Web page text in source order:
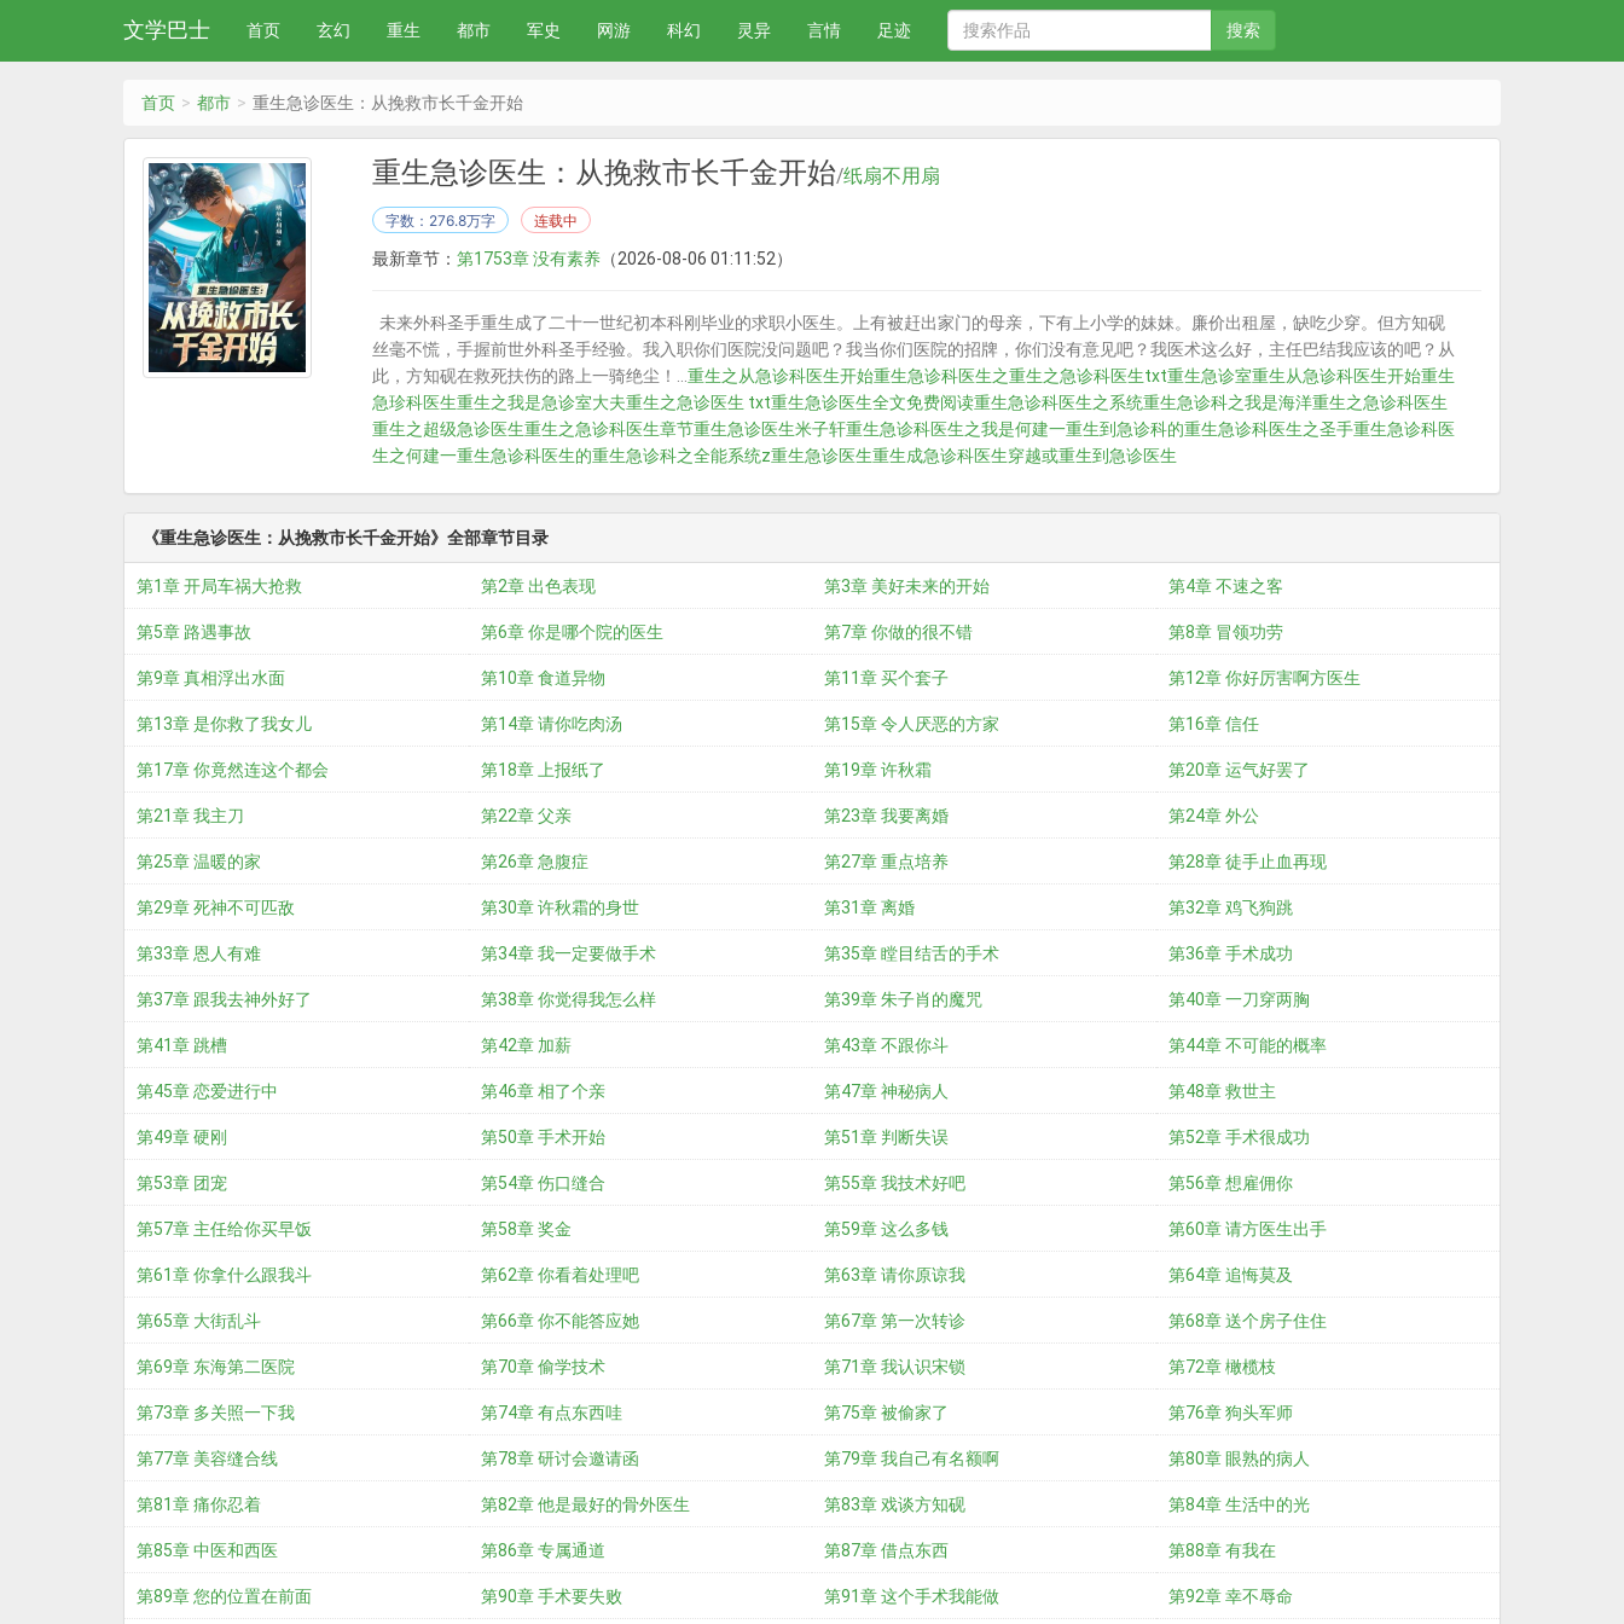
文学巴士 首页 玄幻 重生 都市 军史 网游 科幻 灵异 言情 足迹 搜索
首页 都市 重生急诊医生：从挽救市长千金开始
重生急诊医生：从挽救市长千金开始/纸扇不用扇
字数：276.8万字 连载中
最新章节： 第1753章 没有素养（2026-08-06 01:11:52）
未来外科圣手重生成了二十一世纪初本科刚毕业的求职小医生。上有被赶出家门的母亲，下有上小学的妹妹。廉价出租屋，缺吃少穿。但方知砚
丝毫不慌，手握前世外科圣手经验。我入职你们医院没问题吧？我当你们医院的招牌，你们没有意见吧？我医术这么好，主任巴结我应该的吧？从
此，方知砚在救死扶伤的路上一骑绝尘！... 重生之从急诊科医生开始重生急诊科医生之重生之急诊科医生txt重生急诊室重生从急诊科医生开始重生
急珍科医生重生之我是急诊室大夫重生之急诊医生 txt重生急诊医生全文免费阅读重生急诊科医生之系统重生急诊科之我是海洋重生之急诊科医生
重生之超级急诊医生重生之急诊科医生章节重生急诊医生米子轩重生急诊科医生之我是何建一重生到急诊科的重生急诊科医生之圣手重生急诊科医
生之何建一重生急诊科医生的重生急诊科之全能系统z重生急诊医生重生成急诊科医生穿越或重生到急诊医生
《重生急诊医生：从挽救市长千金开始》全部章节目录
第1章 开局车祸大抢救 第2章 出色表现 第3章 美好未来的开始 第4章 不速之客
第5章 路遇事故 第6章 你是哪个院的医生 第7章 你做的很不错 第8章 冒领功劳
第9章 真相浮出水面 第10章 食道异物 第11章 买个套子 第12章 你好厉害啊方医生
第13章 是你救了我女儿 第14章 请你吃肉汤 第15章 令人厌恶的方家 第16章 信任
第17章 你竟然连这个都会 第18章 上报纸了 第19章 许秋霜 第20章 运气好罢了
第21章 我主刀 第22章 父亲 第23章 我要离婚 第24章 外公
第25章 温暖的家 第26章 急腹症 第27章 重点培养 第28章 徒手止血再现
第29章 死神不可匹敌 第30章 许秋霜的身世 第31章 离婚 第32章 鸡飞狗跳
第33章 恩人有难 第34章 我一定要做手术 第35章 瞠目结舌的手术 第36章 手术成功
第37章 跟我去神外好了 第38章 你觉得我怎么样 第39章 朱子肖的魔咒 第40章 一刀穿两胸
第41章 跳槽 第42章 加薪 第43章 不跟你斗 第44章 不可能的概率
第45章 恋爱进行中 第46章 相了个亲 第47章 神秘病人 第48章 救世主
第49章 硬刚 第50章 手术开始 第51章 判断失误 第52章 手术很成功
第53章 团宠 第54章 伤口缝合 第55章 我技术好吧 第56章 想雇佣你
第57章 主任给你买早饭 第58章 奖金 第59章 这么多钱 第60章 请方医生出手
第61章 你拿什么跟我斗 第62章 你看着处理吧 第63章 请你原谅我 第64章 追悔莫及
第65章 大街乱斗 第66章 你不能答应她 第67章 第一次转诊 第68章 送个房子住住
第69章 东海第二医院 第70章 偷学技术 第71章 我认识宋锁 第72章 橄榄枝
第73章 多关照一下我 第74章 有点东西哇 第75章 被偷家了 第76章 狗头军师
第77章 美容缝合线 第78章 研讨会邀请函 第79章 我自己有名额啊 第80章 眼熟的病人
第81章 痛你忍着 第82章 他是最好的骨外医生 第83章 戏谈方知砚 第84章 生活中的光
第85章 中医和西医 第86章 专属通道 第87章 借点东西 第88章 有我在
第89章 您的位置在前面 第90章 手术要失败 第91章 这个手术我能做 第92章 幸不辱命